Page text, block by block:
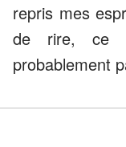
repris mes
de rire, ce
probablement